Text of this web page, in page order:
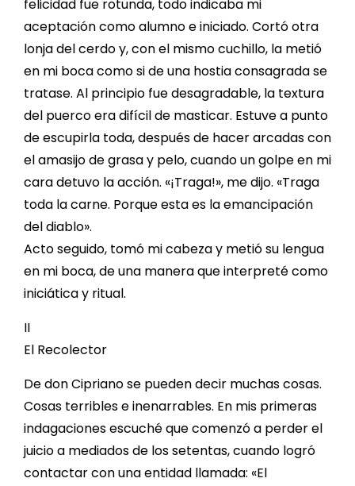
felicidad fue rotunda, todo indicaba mi
aceptación como alumno e iniciado. Cortó otra
lonja del cerdo y, con el mismo cuchillo, la metió
en mi boca como si de una hostia consagrada se
tratase. Al principio fue desagradable, la textura
del puerco era difícil de masticar. Estuve a punto
de escupirla toda, después de hacer arcadas con
el amasijo de grasa y pelo, cuando un golpe en mi
cara detuvo la acción. «¡Traga!», me dijo. «Traga
toda la carne. Porque esta es la emancipación
del diablo».
Acto seguido, tomó mi cabeza y metió su lengua
en mi boca, de una manera que interpreté como
iniciática y ritual.
II
El Recolector
De don Cipriano se pueden decir muchas cosas.
Cosas terribles e inenarrables. En mis primeras
indagaciones escuché que comenzó a perder el
juicio a mediados de los setentas, cuando logró
contactar con una entidad llamada: «El